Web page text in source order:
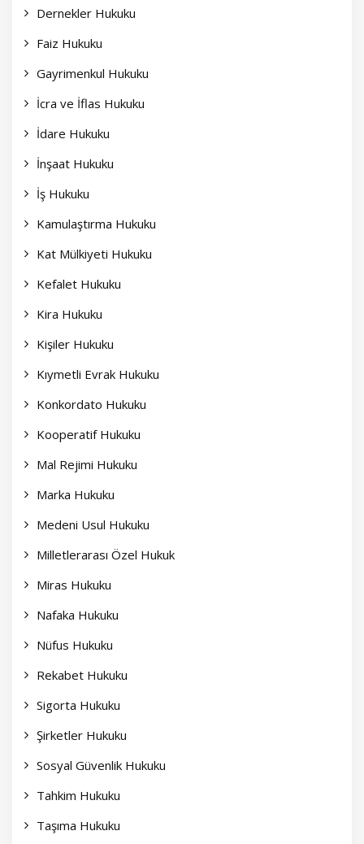
Dernekler Hukuku
Faiz Hukuku
Gayrimenkul Hukuku
İcra ve İflas Hukuku
İdare Hukuku
İnşaat Hukuku
İş Hukuku
Kamulaştırma Hukuku
Kat Mülkiyeti Hukuku
Kefalet Hukuku
Kira Hukuku
Kişiler Hukuku
Kıymetli Evrak Hukuku
Konkordato Hukuku
Kooperatif Hukuku
Mal Rejimi Hukuku
Marka Hukuku
Medeni Usul Hukuku
Milletlerarası Özel Hukuk
Miras Hukuku
Nafaka Hukuku
Nüfus Hukuku
Rekabet Hukuku
Sigorta Hukuku
Şirketler Hukuku
Sosyal Güvenlik Hukuku
Tahkim Hukuku
Taşıma Hukuku